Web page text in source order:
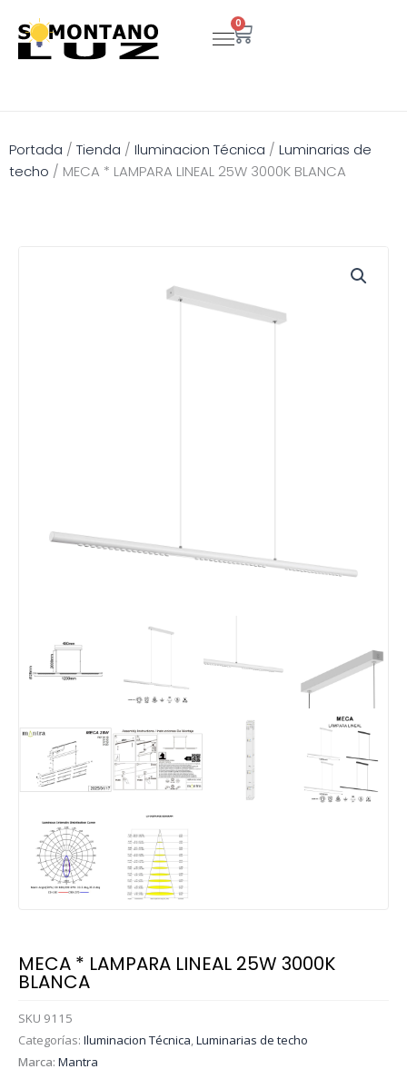
contenido
0
Carrito
Portada / Tienda / Iluminacion Técnica / Luminarias de
techo / MECA * LAMPARA LINEAL 25W 3000K BLANCA
MECA * LAMPARA LINEAL 25W 3000K
BLANCA
SKU 9115
Categorías: Iluminacion Técnica,Luminarias de techo
Marca: Mantra